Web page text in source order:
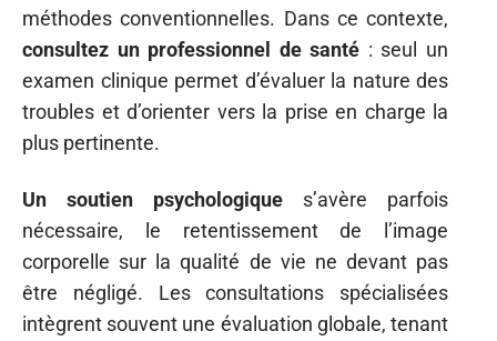
méthodes conventionnelles. Dans ce contexte,
consultez un professionnel de santé : seul un
examen clinique permet d’évaluer la nature des
troubles et d’orienter vers la prise en charge la
plus pertinente.
Un soutien psychologique s’avère parfois
nécessaire, le retentissement de l’image
corporelle sur la qualité de vie ne devant pas
être négligé. Les consultations spécialisées
intègrent souvent une évaluation globale, tenant